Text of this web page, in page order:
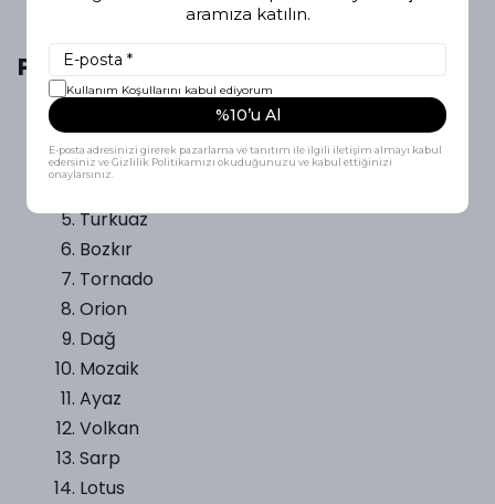
Popüler Köpek İsimleri
Roket
Zeytin
Efsane
Turkuaz
Bozkır
Tornado
Orion
Dağ
Mozaik
Ayaz
Volkan
Sarp
Lotus
aramıza katılın.
Kullanım Koşullarını kabul ediyorum
%10’u Al
E-posta adresinizi girerek pazarlama ve tanıtım ile ilgili iletişim almayı kabul
edersiniz ve Gizlilik Politikamızı okuduğunuzu ve kabul ettiğinizi
onaylarsınız.